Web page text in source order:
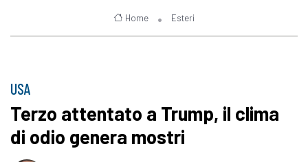
Home Esteri
USA
Terzo attentato a Trump, il clima
di odio genera mostri